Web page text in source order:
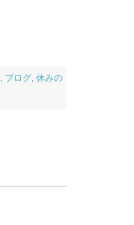
ブログ 休みの